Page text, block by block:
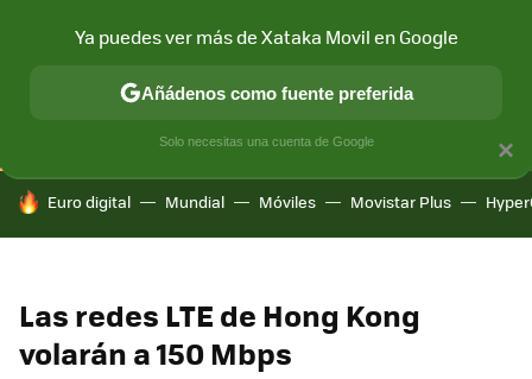
CONECTIVIDAD MÓVIL Y SOCIEDAD APLICACIONES
HOY SE HABLA DE
Euro digital Mundial Móviles Movistar Plus
Las redes LTE de Hong Kong
volarán a 150 Mbps
×
Ya puedes ver más de Xataka Movil en Google
Añádenos como fuente preferida
Solo necesitas una cuenta de Google